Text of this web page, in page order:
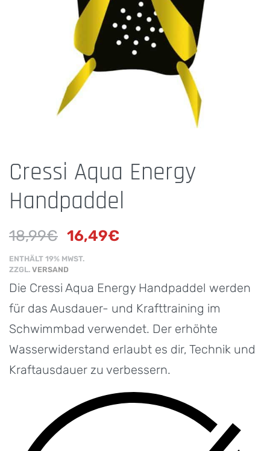
Cressi Aqua Energy
Handpaddel
18,99€ 16,49€
ENTHÄLT 19% MWST.
ZZGL. VERSAND
Die Cressi Aqua Energy Handpaddel werden
für das Ausdauer- und Krafttraining im
Schwimmbad verwendet. Der erhöhte
Wasserwiderstand erlaubt es dir, Technik und
Kraftausdauer zu verbessern.